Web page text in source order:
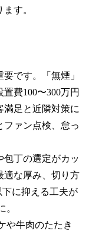
す。
です。「無煙」
費100〜300万円
満足と近隣対策に
ファン点検、怠っ
包丁の選定がカッ
適な厚み、切り方
に抑える工夫が
。
や牛肉のたたき